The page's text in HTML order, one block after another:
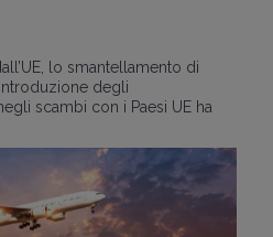
lo smantellamento di
degli
scambi con i Paesi UE ha